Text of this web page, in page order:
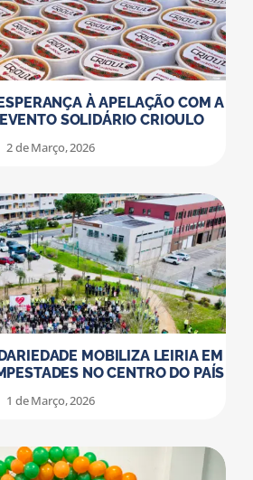
À APELAÇÃO COM A
SOLIDÁRIO CRIOULO
2 de Março, 2026
MOBILIZA LEIRIA EM
NO CENTRO DO PAÍS
1 de Março, 2026